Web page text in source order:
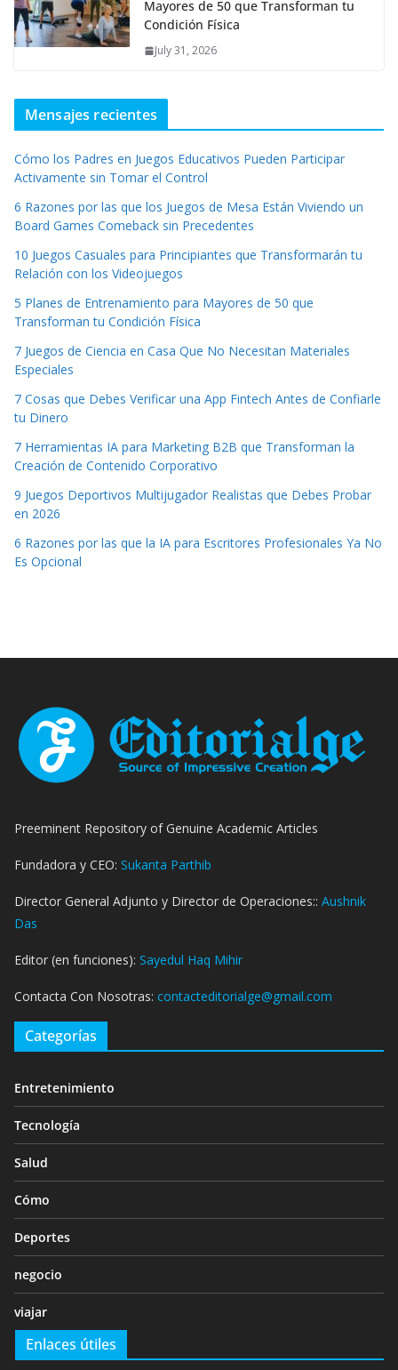
Mayores de 50 que Transforman tu
Condición Física
July 31, 2026
Mensajes recientes
Cómo los Padres en Juegos Educativos Pueden Participar
Activamente sin Tomar el Control
6 Razones por las que los Juegos de Mesa Están Viviendo un
Board Games Comeback sin Precedentes
10 Juegos Casuales para Principiantes que Transformarán tu
Relación con los Videojuegos
5 Planes de Entrenamiento para Mayores de 50 que
Transforman tu Condición Física
7 Juegos de Ciencia en Casa Que No Necesitan Materiales
Especiales
7 Cosas que Debes Verificar una App Fintech Antes de Confiarle
tu Dinero
7 Herramientas IA para Marketing B2B que Transforman la
Creación de Contenido Corporativo
9 Juegos Deportivos Multijugador Realistas que Debes Probar
en 2026
6 Razones por las que la IA para Escritores Profesionales Ya No
Es Opcional
Preeminent Repository of Genuine Academic Articles
Fundadora y CEO: Sukanta Parthib
Director General Adjunto y Director de Operaciones:: Aushnik
Das
Editor (en funciones): Sayedul Haq Mihir
Contacta Con Nosotras: contacteditorialge@gmail.com
Categorías
Entretenimiento
Tecnología
Salud
Cómo
Deportes
negocio
viajar
Enlaces útiles